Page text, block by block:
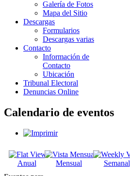
Galería de Fotos
Mapa del Sitio
Descargas
Formularios
Descargas varias
Contacto
Información de
Contacto
Ubicación
Tribunal Electoral
Denuncias Online
Calendario de eventos
Anual Mensual Semanal